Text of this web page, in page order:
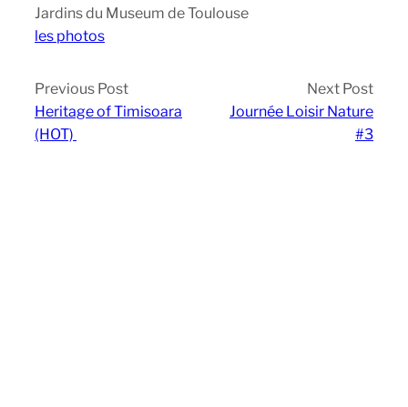
Jardins du Museum de Toulouse
les photos
Previous Post
Heritage of Timisoara
(HOT)
Next Post
Journée Loisir Nature
#3